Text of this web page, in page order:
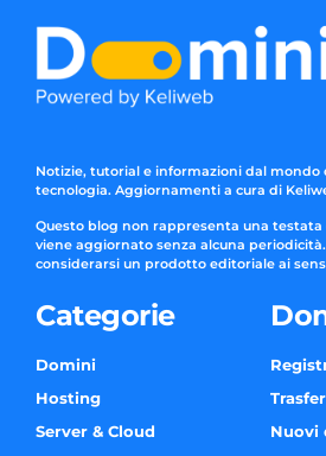
Notizie, tutorial e informazioni dal mondo
tecnologia. Aggiornamenti a cura di
Questo blog non rappresenta una
viene aggiornato senza alcuna
considerarsi un prodotto editoriale ai
Categorie
Domini
Hosting
Server & Cloud
Nuovi